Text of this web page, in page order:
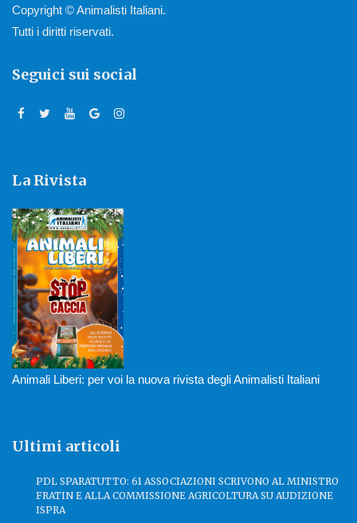
Copyright © Animalisti Italiani.
Tutti i diritti riservati.
Seguici sui social
La Rivista
Animali Liberi: per voi la nuova rivista degli Animalisti Italiani
Ultimi articoli
PDL SPARATUTTO: 61 ASSOCIAZIONI SCRIVONO AL MINISTRO
FRATIN E ALLA COMMISSIONE AGRICOLTURA SU AUDIZIONE
ISPRA